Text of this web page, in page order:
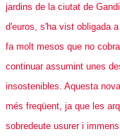
jardins de la ciutat de
d'euros, s'ha vist obligada
fa molt mesos que no
continuar assumint unes
insostenibles. Aquesta
més freqüent, ja que les
sobredeute usurer i